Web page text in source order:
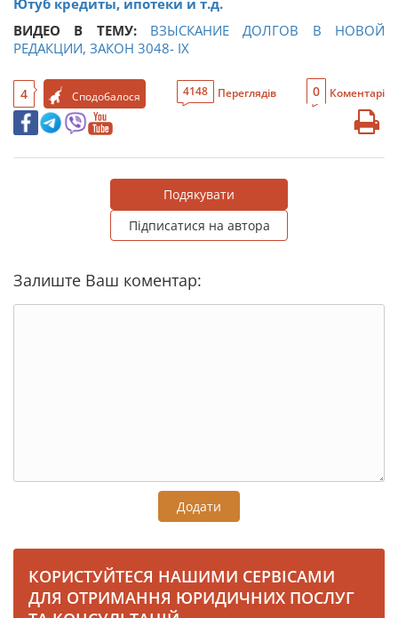
Ютуб кредиты, ипотеки и т.д.
ВИДЕО В ТЕМУ:
ВЗЫСКАНИЕ ДОЛГОВ В НОВОЙ
РЕДАКЦИИ, ЗАКОН 3048- ІХ
4 Сподобалося 4148 Переглядів 0 Коментарі
Подякувати
Підписатися на автора
Залиште Ваш коментар:
Додати
КОРИСТУЙТЕСЯ НАШИМИ СЕРВІСАМИ
ДЛЯ ОТРИМАННЯ ЮРИДИЧНИХ ПОСЛУГ